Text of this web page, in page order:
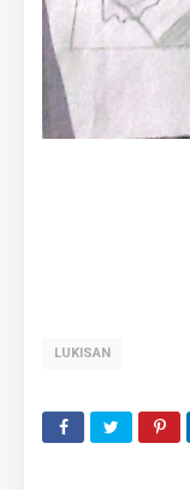
LUKISAN